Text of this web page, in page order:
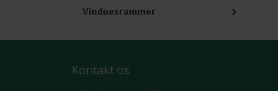
Vinduesrammer
Kontakt os